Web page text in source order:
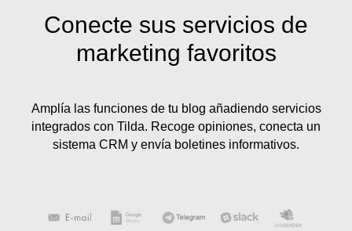
Conecte sus servicios de
marketing favoritos
Amplía las funciones de tu blog añadiendo servicios
integrados con Tilda. Recoge opiniones, conecta un
sistema CRM y envía boletines informativos.